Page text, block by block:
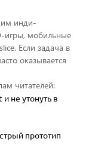
инди-
игры, мобильные
Если задача в
оказывается
читателей:
не утонуть в
прототип